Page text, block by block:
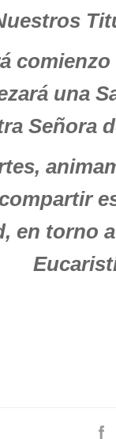
comienzo
una
Señora
en torno